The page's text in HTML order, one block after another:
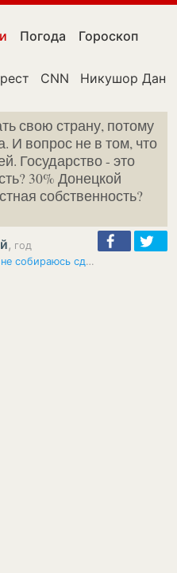
Погода Гороскоп
CNN Никушор Дан
свою страну, потому
И вопрос не в том, что
Государство - это
30% Донецкой
собственность?
, год
Владимир Зеленский: ”Я не собираюсь сдавать свою страну”